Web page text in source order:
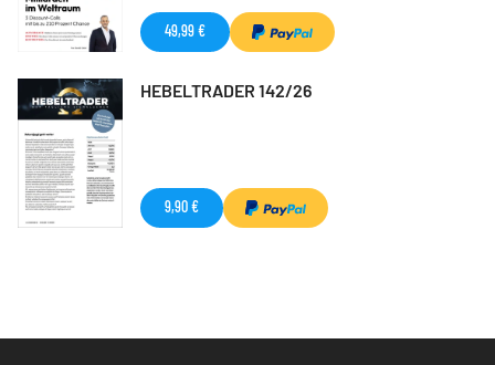
49,99 €
HEBELTRADER 142/26
9,90 €